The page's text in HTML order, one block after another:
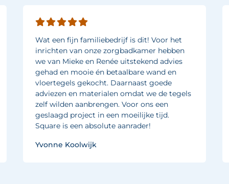
Wat een fijn familiebedrijf is dit! Voor het
inrichten van onze zorgbadkamer hebben
we van Mieke en Renée uitstekend advies
gehad en mooie én betaalbare wand en
vloertegels gekocht. Daarnaast goede
adviezen en materialen omdat we de tegels
zelf wilden aanbrengen. Voor ons een
geslaagd project in een moeilijke tijd.
Square is een absolute aanrader!
Yvonne Koolwijk